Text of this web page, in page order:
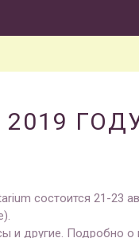
состоится 21-23
и другие. Подробно